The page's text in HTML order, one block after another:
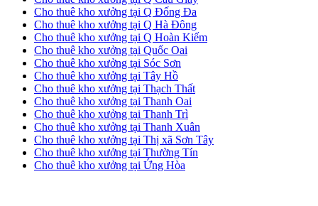
Cho thuê kho xưởng tại Q Đống Đa
Cho thuê kho xưởng tại Q Hà Đông
Cho thuê kho xưởng tại Q Hoàn Kiếm
Cho thuê kho xưởng tại Quốc Oai
Cho thuê kho xưởng tại Sóc Sơn
Cho thuê kho xưởng tại Tây Hồ
Cho thuê kho xưởng tại Thạch Thất
Cho thuê kho xưởng tại Thanh Oai
Cho thuê kho xưởng tại Thanh Trì
Cho thuê kho xưởng tại Thanh Xuân
Cho thuê kho xưởng tại Thị xã Sơn Tây
Cho thuê kho xưởng tại Thường Tín
Cho thuê kho xưởng tại Ứng Hòa